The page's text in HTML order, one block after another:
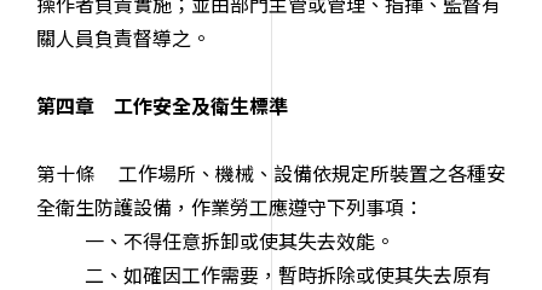
關人員負責督導之。
第四章 工作安全及衛生標準
第十條 工作場所、機械、設備依規定所裝置之各種安
全衛生防護設備，作業勞工應遵守下列事項：
一、不得任意拆卸或使其失去效能。
二、如確因工作需要，暫時拆除或使其失去原有